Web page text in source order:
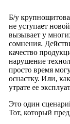
Б/у
не уступает
вызывает у
сомнения.
качество
нарушение
просто время
оснастку. Или,
утрате ее
Это один
Тот, который